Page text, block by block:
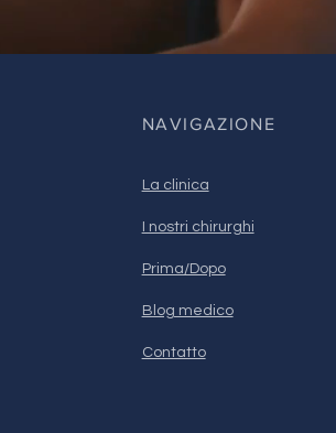
NAVIGAZIONE
La clinica
I nostri chirurghi
Prima/Dopo
Blog medico
Contatto